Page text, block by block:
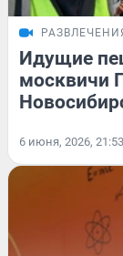
Идущие
москвичи
6 июня, 2026, 21:53